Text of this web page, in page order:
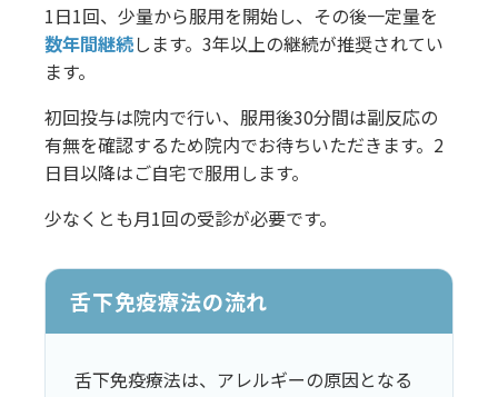
1日1回、少量から服用を開始し、その後一定量を
数年間継続します。3年以上の継続が推奨されてい
ます。
初回投与は院内で行い、服用後30分間は副反応の
有無を確認するため院内でお待ちいただきます。2
日目以降はご自宅で服用します。
少なくとも月1回の受診が必要です。
舌下免疫療法の流れ
舌下免疫療法は、アレルギーの原因となる